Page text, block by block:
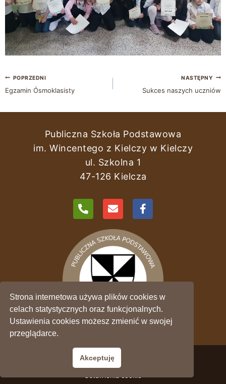
POPRZEDNI
Egzamin Ósmoklasisty
NASTĘPNY
Sukces naszych uczniów
Publiczna Szkoła Podstawowa
im. Wincentego z Kielczy w Kielczy
ul. Szkolna 1
47-126 Kielcza
Polityka prywatności - RODO
Strona internetowa używa plików cookies w
celach statystycznych oraz funkcjonalnych.
Ustawienia cookies możesz zmienić w swojej
przeglądarce.
Akceptuję